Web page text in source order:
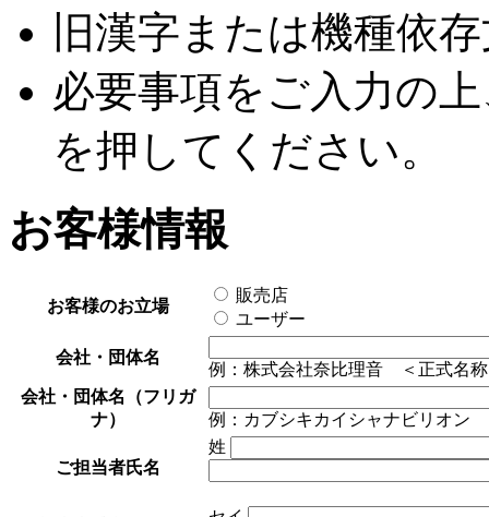
ご入力いただいた個人情報の利
りです。ご確認ください。
(1)お取引等に関するご連絡
(2)当社が取扱う商品・サー
(3)当社との間で締結した契
(4)当社が取扱う商品・サー
せや関連サービスのご案内のた
(5)当社が開催（主催・共催
ア・催し物等に関するご案内の
(6)商品モニターやアンケー
より良い商品・サービスの開発
(7)お問い合わせ、資料請求
対応のため
旧漢字または機種依
必要事項をご入力の
を押してください。
お客様情報
お客様のお立場
販売店
ユーザー
会社・団体名
例：株式会社奈比理音 ＜正式名
会社・団体名（フリガ
ナ）
例：カブシキカイシャナビリオン
ご担当者氏名
姓